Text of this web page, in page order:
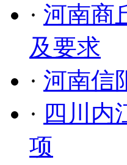
· 河南商
及要求
· 河南信
· 四川内
项